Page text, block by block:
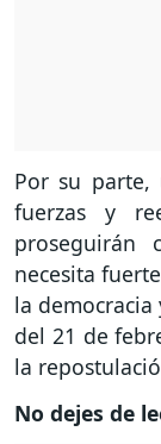
Por su parte,
fuerzas y
proseguirán
necesita
la
del 21 de
la
No dejes de